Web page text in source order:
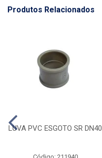
Produtos Relacionados
LUVA PVC ESGOTO SR DN40